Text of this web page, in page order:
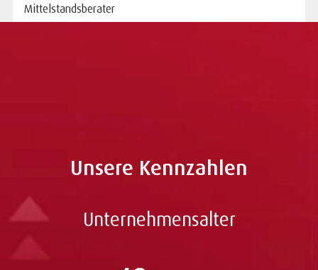
Mittelstandsberater
Unsere Kennzahlen
Unternehmensalter